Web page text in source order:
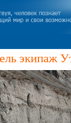
экипаж